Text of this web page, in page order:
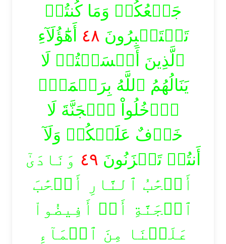
جَمۡعُكُمۡ وَمَا كُنتُمۡ
تَسۡتَكۡبِرُونَ ٤٨ أَهَٰٓؤُلَآءِ
ٱلَّذِينَ أَقۡسَمۡتُمۡ لَا
يَنَالُهُمُ ٱللَّهُ بِرَحۡمَةٍۚ
ٱدۡخُلُواْ ٱلۡجَنَّةَ لَا
خَوۡفٌ عَلَيۡكُمۡ وَلَآ
أَنتُمۡ تَحۡزَنُونَ ٤٩ وَنَادَىٰٓ
أَصۡحَٰبُ ٱلنَّارِ أَصۡحَٰبَ
ٱلۡجَنَّةِ أَنۡ أَفِيضُواْ
عَلَيۡنَا مِنَ ٱلۡمَآءِ